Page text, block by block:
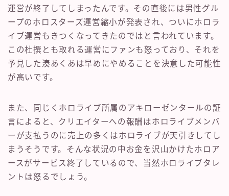
運営が終了してしまったんです。その直後には男性グル
ープのホロスターズ運営縮小が発表され、ついにホロラ
イブ運営もきつくなってきたのではと言われています。
この杜撰とも取れる運営にファンも怒っており、それを
予見した湊あくあは早めにやめることを決意した可能性
が高いです。
また、同じくホロライブ所属のアキローゼンタールの証
言によると、クリエイターへの報酬はホロライブメンバ
ーが支払うのに売上の多くはホロライブが天引きしてし
まうそうです。そんな状況の中お金を沢山かけたホロア
ースがサービス終了しているので、当然ホロライブタレ
ントは怒るでしょう。